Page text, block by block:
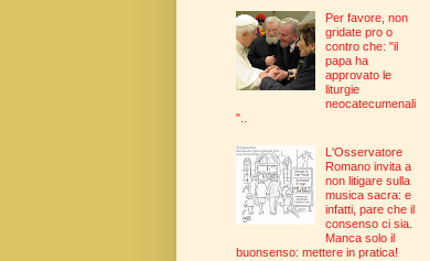
Per favore, non
gridate pro o
contro che: "il
papa ha
approvato le
liturgie
neocatecumenali
"..
L'Osservatore
Romano invita a
non litigare sulla
musica sacra: e
infatti, pare che il
consenso ci sia.
Manca solo il
buonsenso: mettere in pratica!